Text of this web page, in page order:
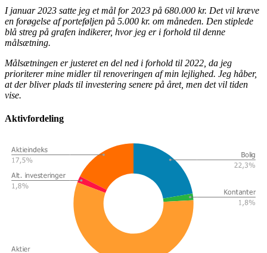
I januar 2023 satte jeg et mål for 2023 på 680.000 kr. Det vil kræve
en forøgelse af porteføljen på 5.000 kr. om måneden. Den stiplede
blå streg på grafen indikerer, hvor jeg er i forhold til denne
målsætning.
Målsætningen er justeret en del ned i forhold til 2022, da jeg
prioriterer mine midler til renoveringen af min lejlighed. Jeg håber,
at der bliver plads til investering senere på året, men det vil tiden
vise.
Aktivfordeling